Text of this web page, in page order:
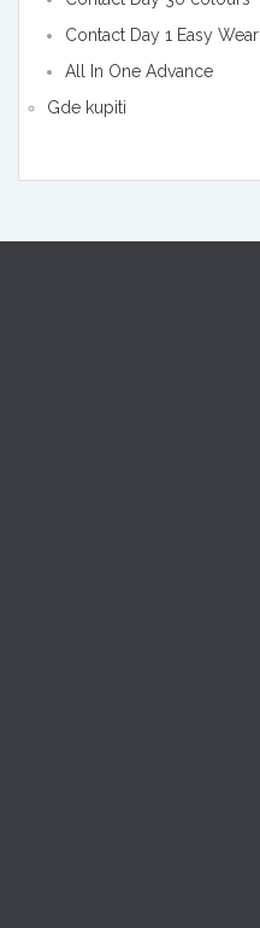
Contact Day 1 Easy Wear
All In One Advance
Gde kupiti